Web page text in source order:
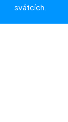
svátcích.